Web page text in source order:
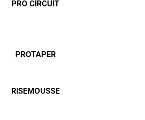
PRO CIRCUIT
PROTAPER
RISEMOUSSE